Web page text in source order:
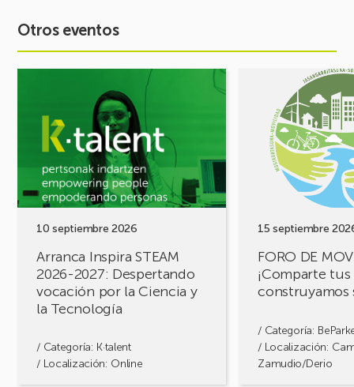
Otros eventos
10 septiembre 2026
Arranca Inspira STEAM
2026-2027: Despertando
vocación por la Ciencia y
la Tecnología
/ Categoría: K·talent
/ Localización: Online
STEAM
2027:
Despertando
vocación
Ciencia
Tecnología
15 septiembre
FORO DE
¡Comparte
construyamos
/ Categoría:
/ Localización:
Zamudio/Derio
MOVILIDAD
¡Comparte
soluciones!